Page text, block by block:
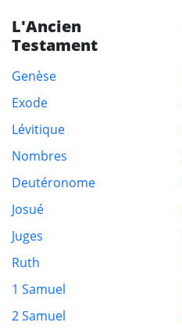
L'Ancien
Testament
Genèse
Exode
Lévitique
Nombres
Deutéronome
Josué
Juges
Ruth
1 Samuel
2 Samuel